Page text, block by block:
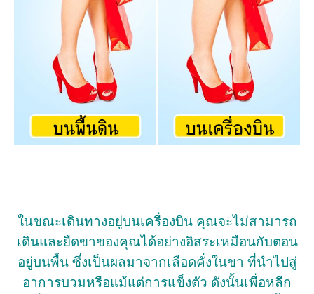
ในขณะเดินทางอยู่บนเครื่องบิน คุณจะไม่สามารถ
เดินและยืดขาของคุณได้อย่างอิสระเหมือนกับตอน
อยู่บนพื้น ซึ่งเป็นผลมาจากเลือดคั่งในขา ที่นำไปสู่
อาการบวมหรือแม้แต่การแข็งตัว ดังนั้นเพื่อหลีก